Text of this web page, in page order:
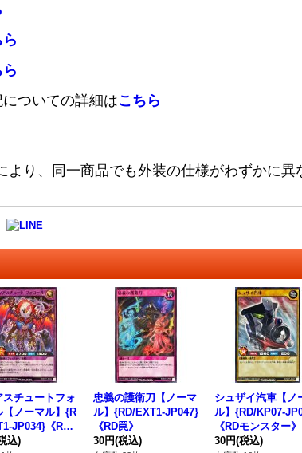
ついての詳細はこちら
り、同一商品でも外装の仕様がわずかに異
スチュートフォ
【ノーマル】{R
JP034}《RD
ョン》
込)
忠義の護衛刀【ノーマ
ル】{RD/EXT1-JP047}
《RD罠》
30円(税込)
シュザイ汽車【ノ
ル】{RD/KP07-
《RDモンスター》
30円(税込)